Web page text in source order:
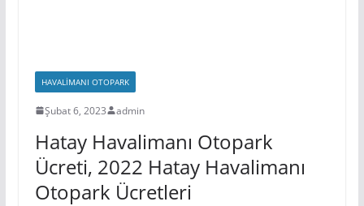
HAVALIMANI OTOPARK
Şubat 6, 2023 admin
Hatay Havalimanı Otopark
Ücreti, 2022 Hatay Havalimanı
Otopark Ücretleri